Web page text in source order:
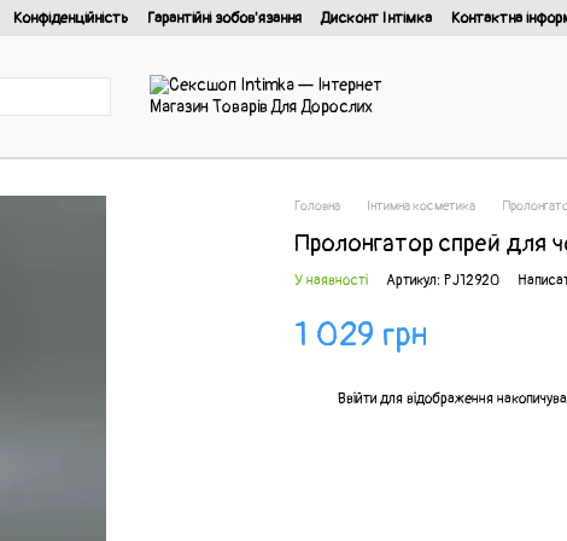
Конфіденційність Гарантійні зобов'язання Дисконт Інтімка Контактна
Головна Інтимна косметика
Пролонгатор спрей для
У наявності Артикул: PJ12920
1 029 грн
Ввійти для відображення